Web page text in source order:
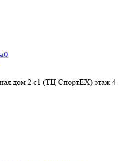
0
дом 2 с1 (ТЦ СпортEX) этаж 4